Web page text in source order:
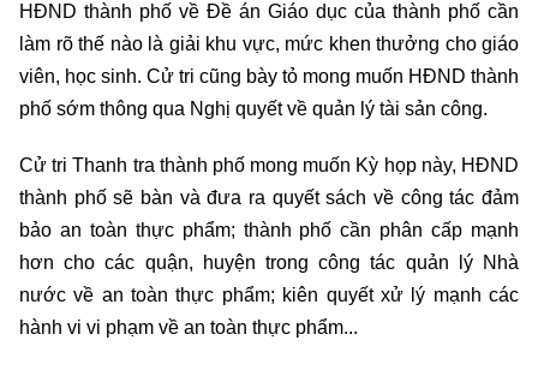
HĐND thành phố về Đề án Giáo dục của thành phố cần
làm rõ thế nào là giải khu vực, mức khen thưởng cho giáo
viên, học sinh. Cử tri cũng bày tỏ mong muốn HĐND thành
phố sớm thông qua Nghị quyết về quản lý tài sản công.
Cử tri Thanh tra thành phố mong muốn Kỳ họp này, HĐND
thành phố sẽ bàn và đưa ra quyết sách về công tác đảm
bảo an toàn thực phẩm; thành phố cần phân cấp mạnh
hơn cho các quận, huyện trong công tác quản lý Nhà
nước về an toàn thực phẩm; kiên quyết xử lý mạnh các
hành vi vi phạm về an toàn thực phẩm...